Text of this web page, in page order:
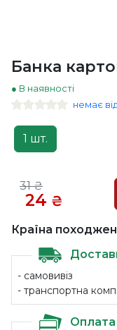
Банка
● В наявності
немає
1 шт.
31₴
24 ₴
Країна
- самовивіз
- транспортна
Оплата